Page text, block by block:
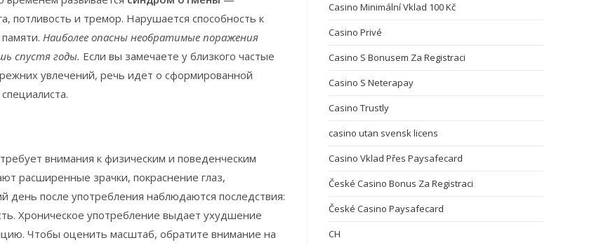
потливость и тремор. Нарушается способность к
Наиболее опасны необратимые поражения
спустя годы. Если вы замечаете у близкого частые
увлечений, речь идет о сформированной
внимания к физическим и поведенческим
расширенные зрачки, покраснение глаз,
после употребления наблюдаются последствия:
Хроническое употребление выдает ухудшение
Чтобы оценить масштаб, обратите внимание на
Casino Minimální Vklad 100 Kč
Casino Privé
Casino S Bonusem Za Registraci
Casino S Neterapay
Casino Trustly
casino utan svensk licens
Casino Vklad Přes Paysafecard
České Casino Bonus Za Registraci
České Casino Paysafecard
CH